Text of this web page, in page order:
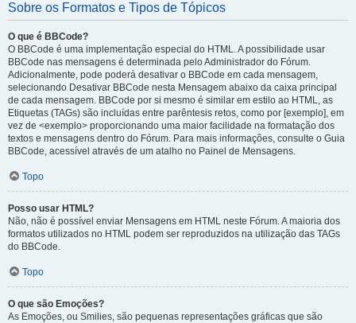
Sobre os Formatos e Tipos de Tópicos
O que é BBCode?
O BBCode é uma implementação especial do HTML. A possibilidade usar
BBCode nas mensagens é determinada pelo Administrador do Fórum.
Adicionalmente, pode poderá desativar o BBCode em cada mensagem,
selecionando Desativar BBCode nesta Mensagem abaixo da caixa principal
de cada mensagem. BBCode por si mesmo é similar em estilo ao HTML, as
Etiquetas (TAGs) são incluídas entre parêntesis retos, como por [exemplo], em
vez de <exemplo> proporcionando uma maior facilidade na formatação dos
textos e mensagens dentro do Fórum. Para mais informações, consulte o Guia
BBCode, acessível através de um atalho no Painel de Mensagens.
Topo
Posso usar HTML?
Não, não é possível enviar Mensagens em HTML neste Fórum. A maioria dos
formatos utilizados no HTML podem ser reproduzidos na utilização das TAGs
do BBCode.
Topo
O que são Emoções?
As Emoções, ou Smilies, são pequenas representações gráficas que são